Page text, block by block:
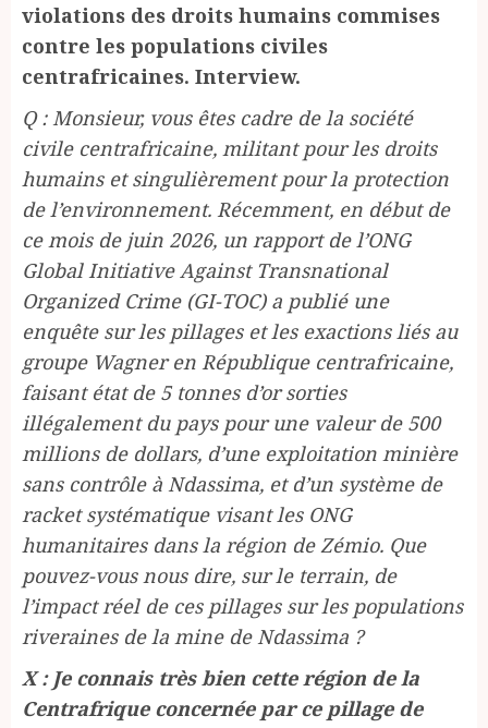
violations des droits humains commises
contre les populations civiles
centrafricaines. Interview.
Q : Monsieur, vous êtes cadre de la société
civile centrafricaine, militant pour les droits
humains et singulièrement pour la protection
de l’environnement. Récemment, en début de
ce mois de juin 2026, un rapport de l’ONG
Global Initiative Against Transnational
Organized Crime (GI-TOC) a publié une
enquête sur les pillages et les exactions liés au
groupe Wagner en République centrafricaine,
faisant état de 5 tonnes d’or sorties
illégalement du pays pour une valeur de 500
millions de dollars, d’une exploitation minière
sans contrôle à Ndassima, et d’un système de
racket systématique visant les ONG
humanitaires dans la région de Zémio. Que
pouvez-vous nous dire, sur le terrain, de
l’impact réel de ces pillages sur les populations
riveraines de la mine de Ndassima ?
X : Je connais très bien cette région de la
Centrafrique concernée par ce pillage de